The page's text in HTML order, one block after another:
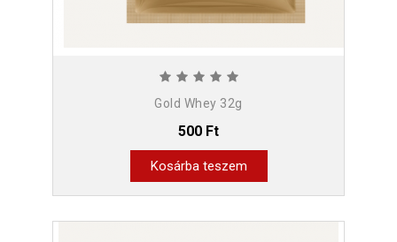
Gold Whey 32g
500 Ft
Kosárba teszem